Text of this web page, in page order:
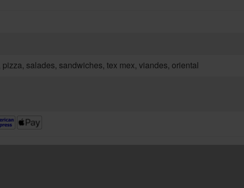
salades, sandwiches, tex mex, viandes, oriental